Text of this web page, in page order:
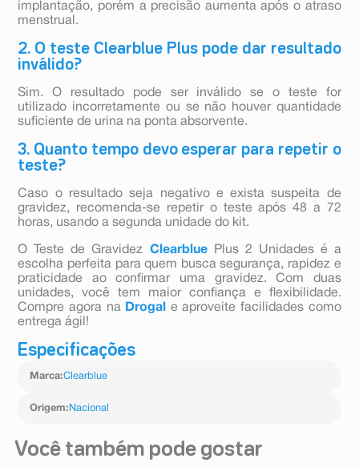
implantação, porém a precisão aumenta após o atraso
menstrual.
2. O teste Clearblue Plus pode dar resultado
inválido?
Sim. O resultado pode ser inválido se o teste for
utilizado incorretamente ou se não houver quantidade
suficiente de urina na ponta absorvente.
3. Quanto tempo devo esperar para repetir o
teste?
Caso o resultado seja negativo e exista suspeita de
gravidez, recomenda-se repetir o teste após 48 a 72
horas, usando a segunda unidade do kit.
O Teste de Gravidez ClearbluePlus 2 Unidades é a
escolha perfeita para quem busca segurança, rapidez e
praticidade ao confirmar uma gravidez. Com duas
unidades, você tem maior confiança e flexibilidade.
Compre agora na Drogal
e aproveite facilidades como
entrega ágil!
Especificações
Marca:Clearblue
Origem: Nacional
Você também pode gostar